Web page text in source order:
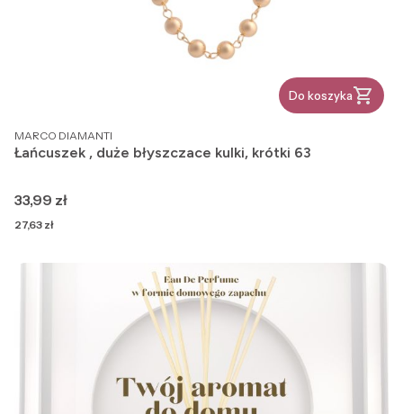
Do koszyka
PRODUCENT
MARCO DIAMANTI
Łańcuszek , duże błyszczace kulki, krótki 63
Cena
33,99 zł
Cena
27,63 zł